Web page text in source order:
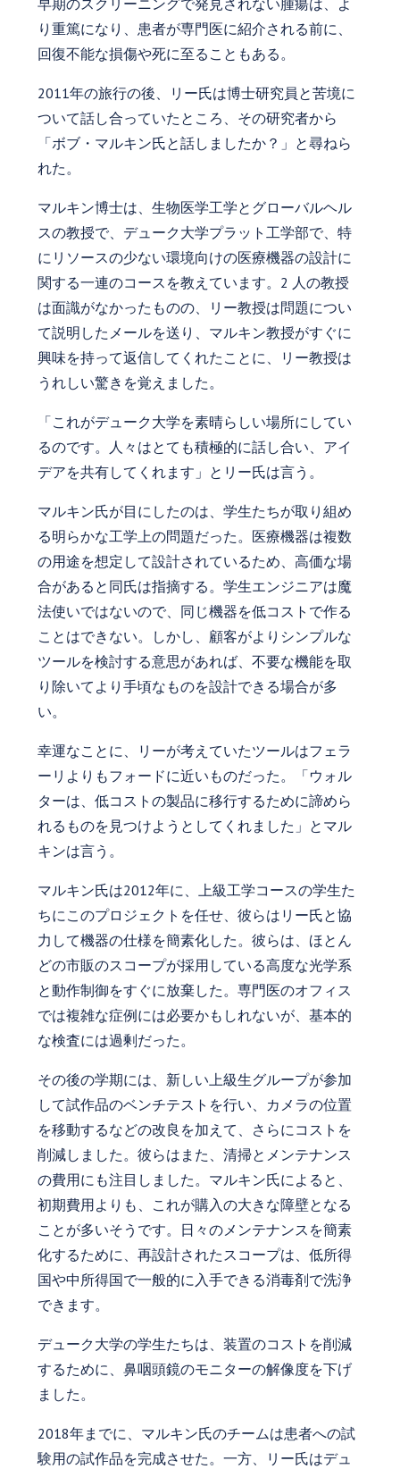
早期のスクリーニングで発見されない腫瘍は、よ
り重篤になり、患者が専門医に紹介される前に、
回復不能な損傷や死に至ることもある。
2011年の旅行の後、リー氏は博士研究員と苦境に
ついて話し合っていたところ、その研究者から
「ボブ・マルキン氏と話しましたか？」と尋ねら
れた。
マルキン博士は、生物医学工学とグローバルヘル
スの教授で、デューク大学プラット工学部で、特
にリソースの少ない環境向けの医療機器の設計に
関する一連のコースを教えています。2 人の教授
は面識がなかったものの、リー教授は問題につい
て説明したメールを送り、マルキン教授がすぐに
興味を持って返信してくれたことに、リー教授は
うれしい驚きを覚えました。
「これがデューク大学を素晴らしい場所にしてい
るのです。人々はとても積極的に話し合い、アイ
デアを共有してくれます」とリー氏は言う。
マルキン氏が目にしたのは、学生たちが取り組め
る明らかな工学上の問題だった。医療機器は複数
の用途を想定して設計されているため、高価な場
合があると同氏は指摘する。学生エンジニアは魔
法使いではないので、同じ機器を低コストで作る
ことはできない。しかし、顧客がよりシンプルな
ツールを検討する意思があれば、不要な機能を取
り除いてより手頃なものを設計できる場合が多
い。
幸運なことに、リーが考えていたツールはフェラ
ーリよりもフォードに近いものだった。「ウォル
ターは、低コストの製品に移行するために諦めら
れるものを見つけようとしてくれました」とマル
キンは言う。
マルキン氏は2012年に、上級工学コースの学生た
ちにこのプロジェクトを任せ、彼らはリー氏と協
力して機器の仕様を簡素化した。彼らは、ほとん
どの市販のスコープが採用している高度な光学系
と動作制御をすぐに放棄した。専門医のオフィス
では複雑な症例には必要かもしれないが、基本的
な検査には過剰だった。
その後の学期には、新しい上級生グループが参加
して試作品のベンチテストを行い、カメラの位置
を移動するなどの改良を加えて、さらにコストを
削減しました。彼らはまた、清掃とメンテナンス
の費用にも注目しました。マルキン氏によると、
初期費用よりも、これが購入の大きな障壁となる
ことが多いそうです。日々のメンテナンスを簡素
化するために、再設計されたスコープは、低所得
国や中所得国で一般的に入手できる消毒剤で洗浄
できます。
デューク大学の学生たちは、装置のコストを削減
するために、鼻咽頭鏡のモニターの解像度を下げ
ました。
2018年までに、マルキン氏のチームは患者への試
験用の試作品を完成させた。一方、リー氏はデュ